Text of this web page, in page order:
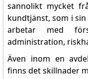
sannolikt mycket
kundtjänst, som i
arbetar med
administration,
Även inom en
finns det skillnader